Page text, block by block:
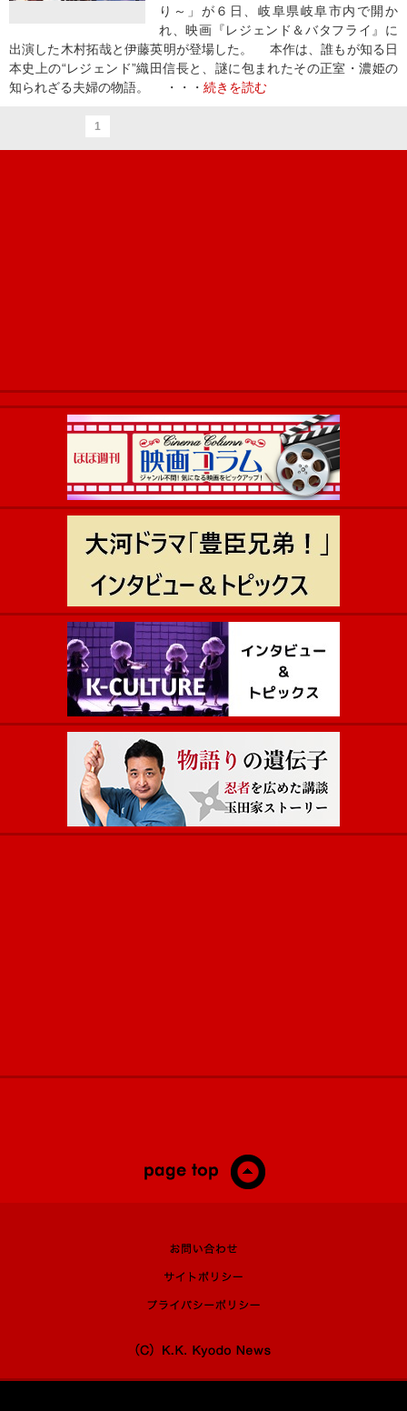
り～」が６日、岐阜県岐阜市内で開か
れ、映画『レジェンド＆バタフライ』に
出演した木村拓哉と伊藤英明が登場した。 本作は、誰もが知る日
本史上の“レジェンド”織田信長と、謎に包まれたその正室・濃姫の
知られざる夫婦の物語。 ・・・ 続きを読む
1